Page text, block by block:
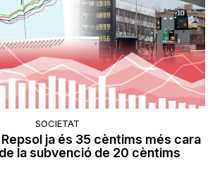
SOCIETAT
ja és 35 cèntims més cara
la subvenció de 20 cèntims